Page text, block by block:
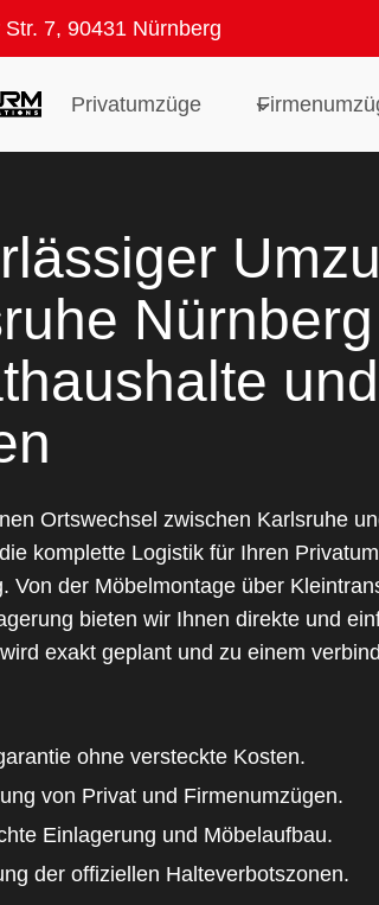
7, 90431 Nürnberg
Privatumzüge
und
Ortswechsel zwischen Karlsruhe
komplette Logistik für Ihren
Von der Möbelmontage über
bieten wir Ihnen direkte und
exakt geplant und zu einem
ohne versteckte Kosten.
von Privat und Firmenumzügen.
Einlagerung und Möbelaufbau.
der offiziellen Halteverbotszonen.